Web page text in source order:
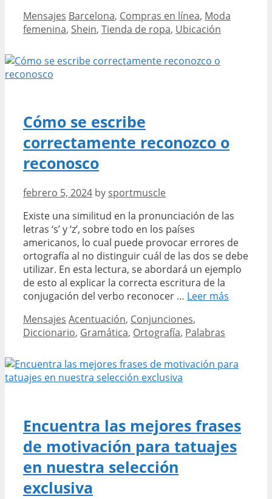
se
encuentra
nueva
Barcelona
Categories
Mensajes Tags
Barcelona, Compras en línea, Moda
femenina, Shein, Tienda de ropa, Ubicación
Cómo se escribe
correctamente reconozco o
reconosco
febrero 5, 2024 by sportmuscle
Existe una similitud en la pronunciación de las
letras ‘s’ y ‘z’, sobre todo en los países
americanos, lo cual puede provocar errores de
ortografía al no distinguir cuál de las dos se debe
utilizar. En esta lectura, se abordará un ejemplo
de esto al explicar la correcta escritura de la
conjugación del verbo reconocer … Leer más
o
Categories
Mensajes Tags
Acentuación, Conjunciones,
Diccionario, Gramática, Ortografía, Palabras
Encuentra las mejores frases
de motivación para tatuajes
en nuestra selección
exclusiva